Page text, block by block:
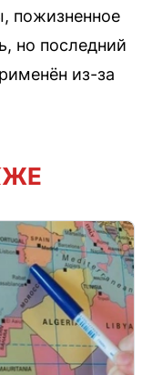
пожизненное
но последний
из-за